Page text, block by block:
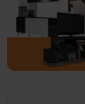
Brasil
Brumado